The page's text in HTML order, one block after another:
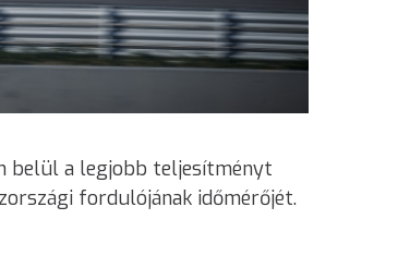
belül a legjobb teljesítményt
fordulójának időmérőjét.